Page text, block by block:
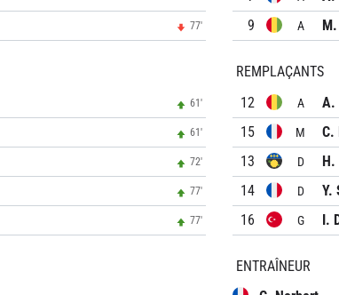
77'
61'
61'
72'
77'
77'
9 A
REMPLAÇANTS
12
A A.
15 M C.
13 D H.
14 D Y.
16 G I.
ENTRAÎNEUR